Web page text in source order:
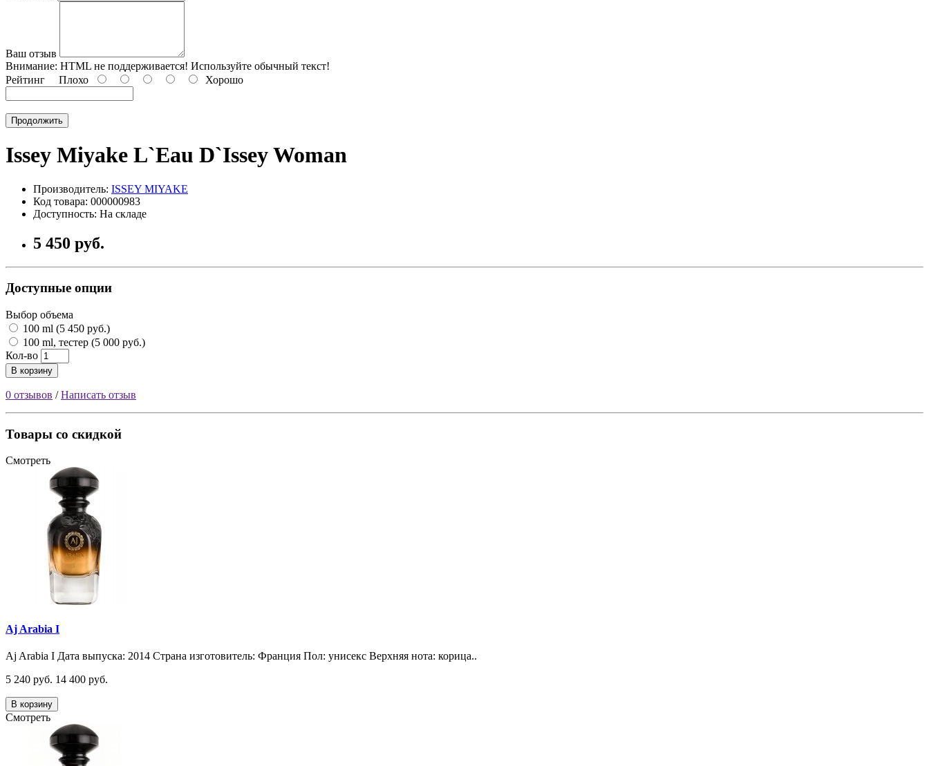
Ваш отзыв
Внимание: HTML не поддерживается! Используйте обычный текст!
Рейтинг Плохо Хорошо
Продолжить
Issey Miyake L`Eau D`Issey Woman
Производитель: ISSEY MIYAKE
Код товара: 000000983
Доступность: На складе
5 450 руб.
Доступные опции
Выбор объема
100 ml (5 450 руб.)
100 ml, тестер (5 000 руб.)
Кол-во
В корзину
0 отзывов /Написать отзыв
Товары со скидкой
Смотреть
Aj Arabia I
Aj Arabia I Дата выпуска: 2014 Страна изготовитель: Франция Пол: унисекс Верхняя нота: корица..
5 240 руб. 14 400 руб.
В корзину
Смотреть